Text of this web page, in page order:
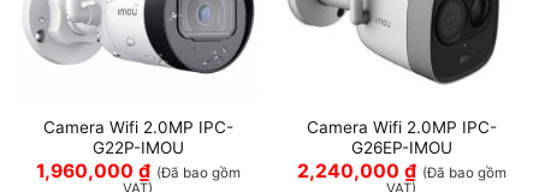
Camera Wifi 2.0MP IPC-
G22P-IMOU
1,960,000 ₫ (Đã bao gồm
Camera Wifi 2.0MP IPC-
G26EP-IMOU
2,240,000 ₫ (Đã bao gồm